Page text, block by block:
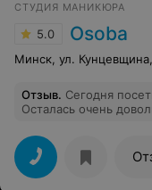
СТУДИЯ МАНИКЮРА
5.0 Osoba
Минск, ул.
Отзыв. Сегодня
Осталась очень
Адекватная цена.